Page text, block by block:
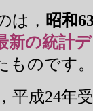
は， 昭和
新の統計
ものです
平成24年